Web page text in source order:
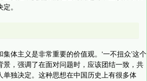
。
体主义是非常重要的价值观。‘一不扭众’这个
景，强调了在面对问题时，应该团结一致，共
单独决定。这种思想在中国历史上有很多体